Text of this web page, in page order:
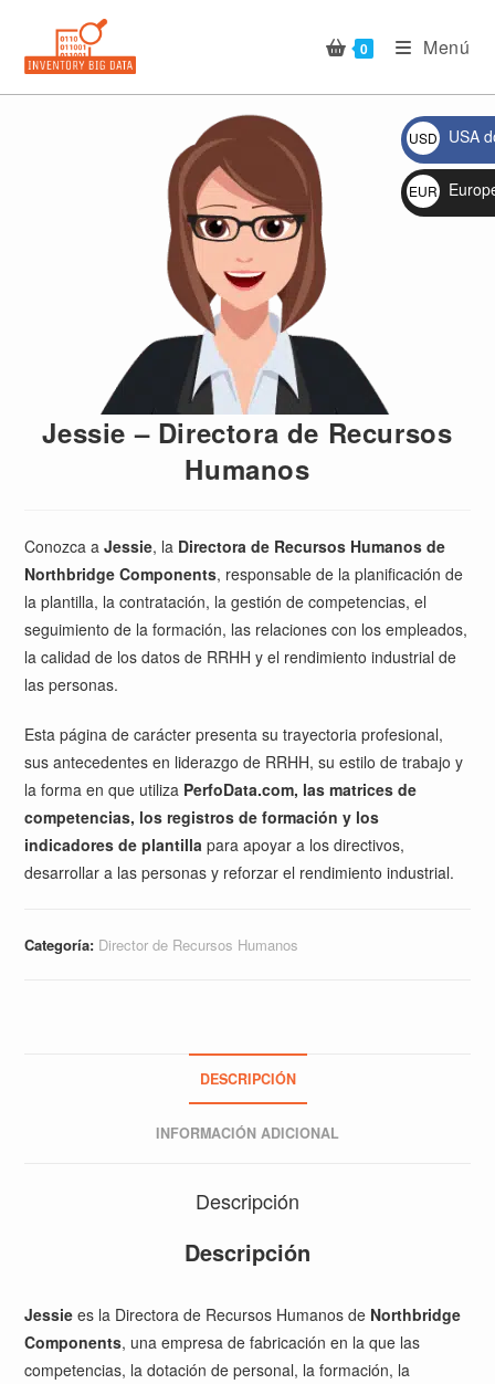
contenido
0 Menú
🔍
Jessie – Directora de Recursos
Humanos
Conozca aJessie, la Directora de Recursos Humanos de
Northbridge Components, responsable de la planificación de
la plantilla, la contratación, la gestión de competencias, el
seguimiento de la formación, las relaciones con los empleados,
la calidad de los datos de RRHH y el rendimiento industrial de
las personas.
Esta página de carácter presenta su trayectoria profesional,
sus antecedentes en liderazgo de RRHH, su estilo de trabajo y
la forma en que utiliza PerfoData.com, las matrices de
competencias, los registros de formación y los
indicadores de plantilla para apoyar a los directivos,
desarrollar a las personas y reforzar el rendimiento industrial.
Categoría: Director de Recursos Humanos
DESCRIPCIÓN
INFORMACIÓN ADICIONAL
Descripción
Descripción
Jessie es la Directora de Recursos Humanos de Northbridge
Components, una empresa de fabricación en la que las
competencias, la dotación de personal, la formación, la
USD
$
USA
EUR
€